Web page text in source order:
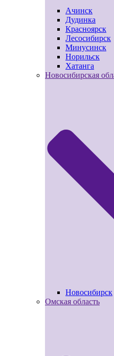
Ачинск
Дудинка
Красноярск
Лесосибирск
Минусинск
Норильск
Хатанга
Новосибирская
Новосибирск
Омская область